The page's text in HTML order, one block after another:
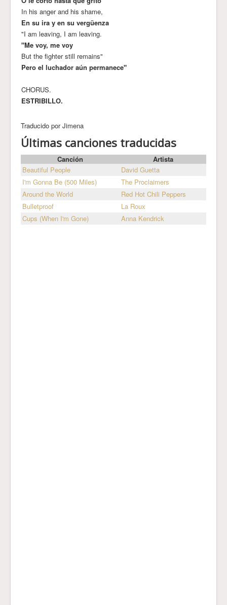
In his anger and his shame,
En su ira y en su vergüenza
"I am leaving, I am leaving.
"Me voy, me voy
But the fighter still remains"
Pero el luchador aún permanece"
CHORUS.
ESTRIBILLO.
Traducido por Jimena
Últimas canciones traducidas
Canción
Artista
Beautiful People
David Guetta
I'm Gonna Be (500 Miles)
The Proclaimers
Around the World
Red Hot Chili Peppers
Bulletproof
La Roux
Cups (When I'm Gone)
Anna Kendrick